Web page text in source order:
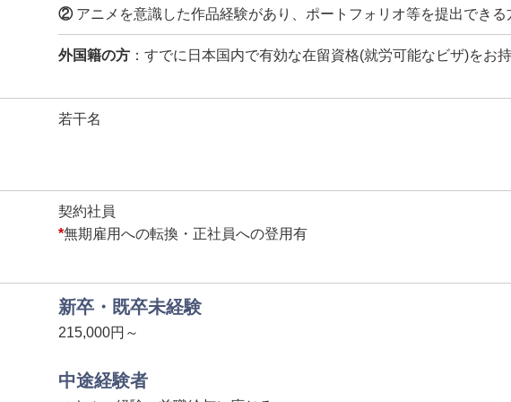
②アニメを意識した作品経験があり、ポートフォリオ等を提出できる
外国籍の方 ：すでに日本国内で有効な在留資格(就労可能なビザ)をお
若干名
契約社員
*無期雇用への転換・正社員への登用有
新卒・既卒未経験
215,000円～
中途経験者